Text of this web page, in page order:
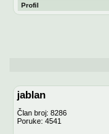
Profil
jablan
Član broj: 8286
Poruke: 4541